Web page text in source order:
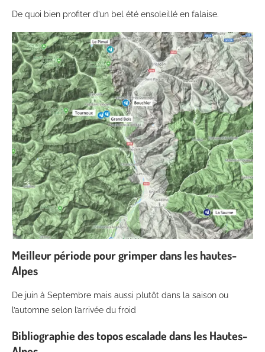
De quoi bien profiter d’un bel été ensoleillé en falaise.
Meilleur période pour grimper dans les hautes-
Alpes
De juin à Septembre mais aussi plutôt dans la saison ou
l’automne selon l’arrivée du froid
Bibliographie des topos escalade dans les Hautes-